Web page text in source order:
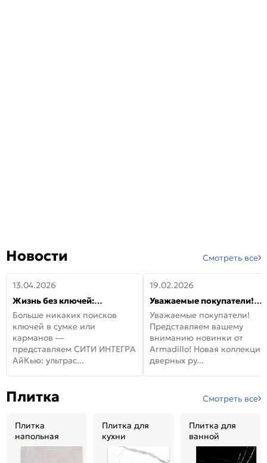
Новости Смотреть все
13.04.2026
Жизнь без ключей:
встречайте новую дверь
СИТИ ИНТЕГРА АйКью!
Больше никаких поисков
ключей в сумке или
карманов —
представляем СИТИ ИНТЕГРА
АйКью: ультрас...
19.02.2026
Уважаемые покупатели!
Представляем вашему
вниманию новинки от
Armadillo!
Уважаемые покупатели!
Представляем вашему
вниманию новинки от
Armadillo! Новая коллекция
дверных ру...
Плитка Смотреть все
Плитка
напольная
Плитка для
кухни
Плитка для
ванной